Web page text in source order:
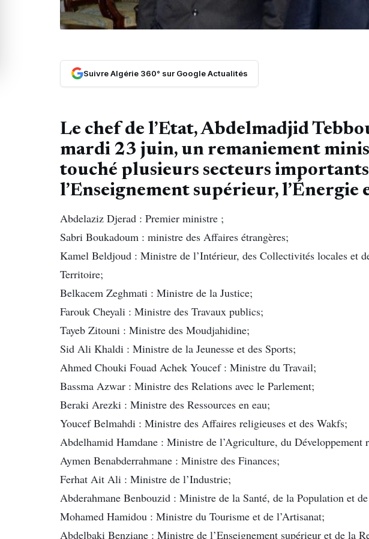
Suivre Algérie 360° sur Google Actualités
Le chef de l’Etat, Abdelmadjid
mardi 23 juin, un remaniement
touché plusieurs secteurs
l’Enseignement supérieur, l’Énergie
Abdelaziz Djerad : Premier ministre ;
Sabri Boukadoum : ministre des Affaires étrangères;
Kamel Beldjoud : Ministre de l’Intérieur, des Collectivités locales et
Territoire;
Belkacem Zeghmati : Ministre de la Justice;
Farouk Cheyali : Ministre des Travaux publics;
Tayeb Zitouni : Ministre des Moudjahidine;
Sid Ali Khaldi : Ministre de la Jeunesse et des Sports;
Ahmed Chouki Fouad Achek Youcef : Ministre du Travail;
Bassma Azwar : Ministre des Relations avec le Parlement;
Beraki Arezki : Ministre des Ressources en eau;
Youcef Belmahdi : Ministre des Affaires religieuses et des Wakfs;
Abdelhamid Hamdane : Ministre de l’Agriculture, du Développement
Aymen Benabderrahmane : Ministre des Finances;
Ferhat Ait Ali : Ministre de l’Industrie;
Abderahmane Benbouzid : Ministre de la Santé, de la Population et
Mohamed Hamidou : Ministre du Tourisme et de l’Artisanat;
Abdelbaki Benziane : Ministre de l’Enseignement supérieur et de la